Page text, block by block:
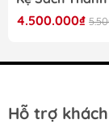
4.500.000₫
Hỗ trợ